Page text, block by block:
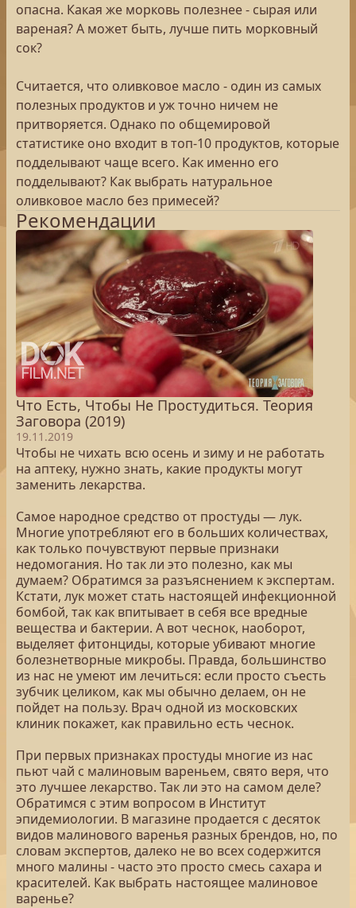
опасна. Какая же морковь полезнее - сырая или
вареная? А может быть, лучше пить морковный
сок?
Считается, что оливковое масло - один из самых
полезных продуктов и уж точно ничем не
притворяется. Однако по общемировой
статистике оно входит в топ-10 продуктов, которые
подделывают чаще всего. Как именно его
подделывают? Как выбрать натуральное
оливковое масло без примесей?
Рекомендации
Что Есть, Чтобы Не Простудиться. Теория
Заговора (2019)
19.11.2019
Чтобы не чихать всю осень и зиму и не работать
на аптеку, нужно знать, какие продукты могут
заменить лекарства.
Самое народное средство от простуды — лук.
Многие употребляют его в больших количествах,
как только почувствуют первые признаки
недомогания. Но так ли это полезно, как мы
думаем? Обратимся за разъяснением к экспертам.
Кстати, лук может стать настоящей инфекционной
бомбой, так как впитывает в себя все вредные
вещества и бактерии. А вот чеснок, наоборот,
выделяет фитонциды, которые убивают многие
болезнетворные микробы. Правда, большинство
из нас не умеют им лечиться: если просто съесть
зубчик целиком, как мы обычно делаем, он не
пойдет на пользу. Врач одной из московских
клиник покажет, как правильно есть чеснок.
При первых признаках простуды многие из нас
пьют чай с малиновым вареньем, свято веря, что
это лучшее лекарство. Так ли это на самом деле?
Обратимся с этим вопросом в Институт
эпидемиологии. В магазине продается с десяток
видов малинового варенья разных брендов, но, по
словам экспертов, далеко не во всех содержится
много малины - часто это просто смесь сахара и
красителей. Как выбрать настоящее малиновое
варенье?